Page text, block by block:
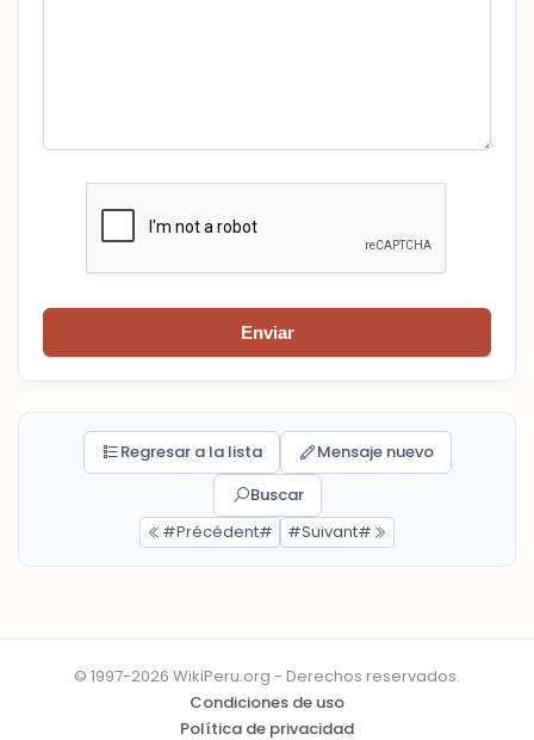
Enviar
Regresar a la lista
Mensaje nuevo
Buscar
#Précédent#
#Suivant#
© 1997-2026 WikiPeru.org - Derechos reservados.
Condiciones de uso
Política de privacidad